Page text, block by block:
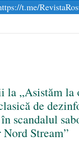
t.me/
la „Asistăm la
de
scandalul
Stream”